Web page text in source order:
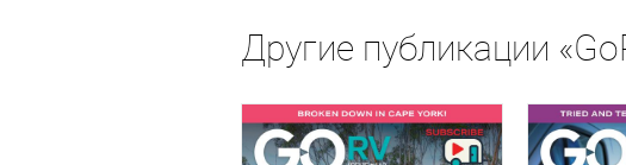
Другие публикации